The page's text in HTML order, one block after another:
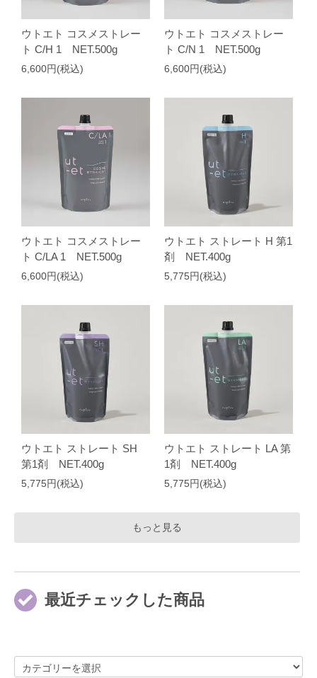
ウトエト コスメストレー
ト C/H 1 NET.500g
6,600円(税込)
ウトエト コスメストレー
ト C/N 1 NET.500g
6,600円(税込)
ウトエト コスメストレー
ト C/LA 1 NET.500g
6,600円(税込)
ウトエト ストレート H 第1
剤 NET.400g
5,775円(税込)
ウトエト ストレート SH
第1剤 NET.400g
5,775円(税込)
ウトエト ストレート LA 第
1剤 NET.400g
5,775円(税込)
もっと見る
最近チェックした商品